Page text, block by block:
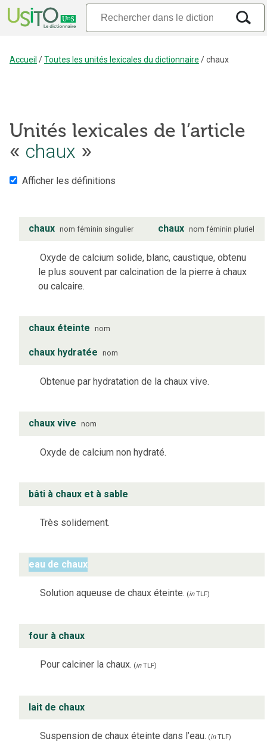
Accueil /Toutes les unités lexicales du dictionnaire /chaux
Unités lexicales de l’article
« chaux »
Afficher les définitions
chaux nom féminin singulier chaux nom féminin pluriel
Oxyde de calcium solide, blanc, caustique, obtenu
le plus souvent par calcination de la pierre à chaux
ou calcaire.
chaux éteinte nom
chaux hydratée nom
Obtenue par hydratation de la chaux vive.
chaux vive nom
Oxyde de calcium non hydraté.
bâti à chaux et à sable
Très solidement.
eau de chaux
Solution aqueuse de chaux éteinte. (inTLF)
four à chaux
Pour calciner la chaux. (inTLF)
lait de chaux
Suspension de chaux éteinte dans l’eau. (inTLF)